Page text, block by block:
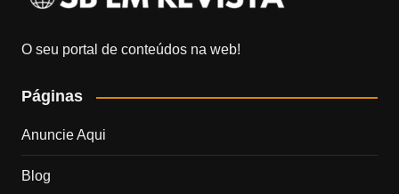
O seu portal de conteúdos na web!
Páginas
Anuncie Aqui
Blog